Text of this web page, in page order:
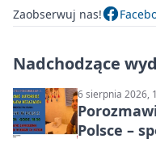
Zaobserwuj nas!
Nadchodzące
6 sierpnia 2026,
Polsce –